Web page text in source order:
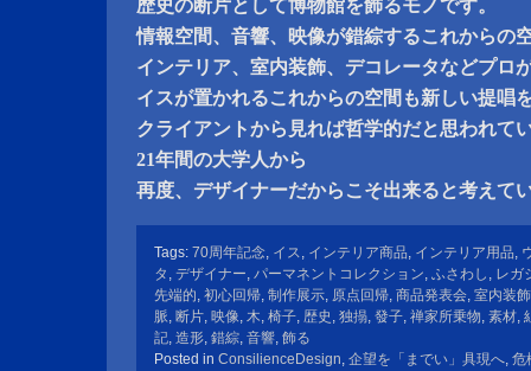
歴史の断片として博物館を飾るモノです。
情報空間、音響、映像が錯綜するこれからの
インテリア、室内装飾、デコレータなどプロ
イスが置かれるこれからの空間も新しい提唱
クライアントから見れば哲学的だと思われて
21年間の大学人から
再度、デザイナーだからこそ出来ると考えて
Tags: 70周年記念, イス, インテリア商品, インテリア用品,
タ , デザイナー, パーマネントコレクション, ふさわし , レガ
先端的, 初心回帰, 制作展示, 原点回帰, 商品発表会, 室内装飾
脈, 断片, 映像, 木, 椅子, 歴史 , 独搨, 發子, 禅家所乗物, 素材,
記, 造形, 錯綜, 音響, 飾る
Posted in ConsilienceDesign, 企望を「までい」具現へ, 危